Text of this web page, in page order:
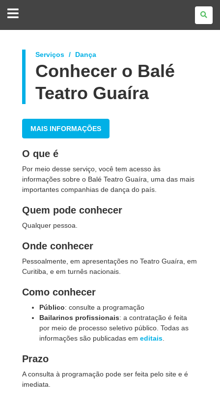
DO
Serviços Dança
Conhecer o Balé
Teatro Guaíra
MAIS INFORMAÇÕES
O que é
Por meio desse serviço, você tem acesso às
informações sobre o Balé Teatro Guaíra, uma das mais
importantes companhias de dança do país.
Quem pode conhecer
Qualquer pessoa.
Onde conhecer
Pessoalmente, em apresentações no Teatro Guaíra, em
Curitiba, e em turnês nacionais.
Como conhecer
Público: consulte a programação
Bailarinos profissionais: a contratação é feita
por meio de processo seletivo público. Todas as
informações são publicadas em editais
Prazo
A consulta à programação pode ser feita pelo site e é
imediata.